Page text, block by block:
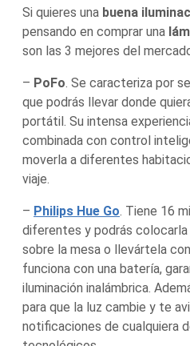
Si quieres una buena
pensando en comprar una
son las 3 mejores del
– PoFo. Se caracteriza por
que podrás llevar donde
portátil. Su intensa
combinada con control
moverla a diferentes
viaje.
– Philips Hue Go. Tiene 16
diferentes y podrás colocarla
sobre la mesa o llevártela
funciona con una batería,
iluminación inalámbrica.
para que la luz cambie y te
notificaciones de cualquiera